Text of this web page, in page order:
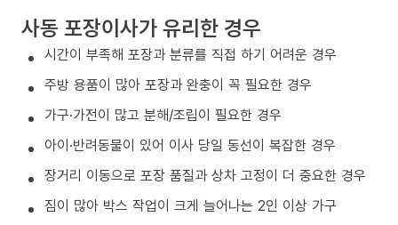
사동 포장이사가 유리한 경우
시간이 부족해 포장과 분류를 직접 하기 어려운 경우
주방 용품이 많아 포장과 완충이 꼭 필요한 경우
가구·가전이 많고 분해/조립이 필요한 경우
아이·반려동물이 있어 이사 당일 동선이 복잡한 경우
장거리 이동으로 포장 품질과 상차 고정이 더 중요한 경우
짐이 많아 박스 작업이 크게 늘어나는 2인 이상 가구